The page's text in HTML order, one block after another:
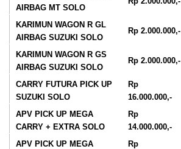
AIRBAG MT SOLO
KARIMUN WAGON R GL
AIRBAG SUZUKI SOLO
Rp 2.000.000,-
KARIMUN WAGON R GS
AIRBAG SUZUKI SOLO
Rp 2.000.000,-
CARRY FUTURA PICK UP
SUZUKI SOLO
Rp
16.000.000,-
APV PICK UP MEGA
CARRY + EXTRA SOLO
Rp
14.000.000,-
APV PICK UP MEGA
Rp